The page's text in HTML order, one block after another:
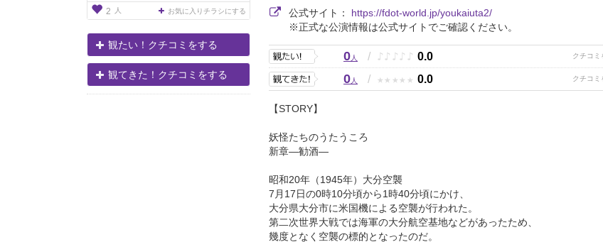
2 人 お気に入りチラシにする
観たい！クチコミをする
観てきた！クチコミをする
公式サイト： https://fdot-world.jp/youkaiuta2/
※正式な公演情報は公式サイトでご確認ください。
0人 / ♪ ♪ ♪ ♪ ♪ 0.0
0人 / ★ ★ ★ ★ ★ 0.0
【STORY】
妖怪たちのうたうころ
新章―勧酒―
昭和20年（1945年）大分空襲
7月17日の0時10分頃から1時40分頃にかけ、
大分県大分市に米国機による空襲が行われた。
第二次世界大戦では海軍の大分航空基地などがあったため、
幾度となく空襲の標的となったのだ。